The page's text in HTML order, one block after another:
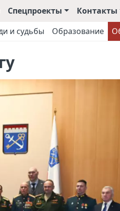
Спецпроекты
Контакты
и судьбы Образование